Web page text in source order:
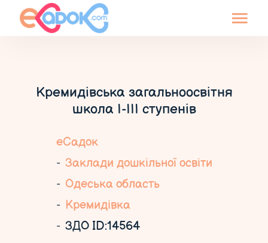
Кремидівська загальноосвітня
школа І-ІІІ ступенів
еСадок
Заклади дошкільної освіти
Одеська область
Кремидівка
ЗДО ID:14564